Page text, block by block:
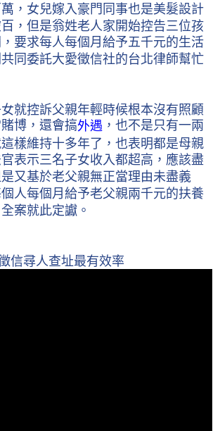
，女兒嫁入豪門同事也是美髮設計
，但是翁姓老人家開始控告三位孩
要求每人每個月給予五千元的生活
同委託大愛徵信社的台北律師幫忙
就控訴父親年輕時候根本沒有照顧
博，還會搞外遇 ，也不是只有一兩
樣維持十多年了，也表明都是母親
表示三名子女收入都超高，應該盡
又基於老父親無正當理由未盡義
人每個月給予老父親兩千元的扶養
案就此定讞。
信尋人查址最有效率